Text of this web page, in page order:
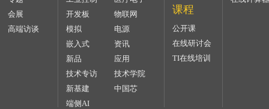
会展
高端访谈
开发板
物联网
模拟
电源
嵌入式
资讯
新品
应用
技术专访
技术学院
新基建
中国芯
端侧AI
课程
公开课
在线研讨会
TI在线培训